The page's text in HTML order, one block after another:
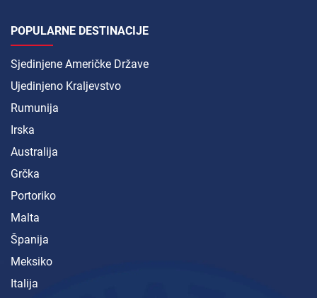
POPULARNE DESTINACIJE
Sjedinjene Američke Države
Ujedinjeno Kraljevstvo
Rumunija
Irska
Australija
Grčka
Portoriko
Malta
Španija
Meksiko
Italija